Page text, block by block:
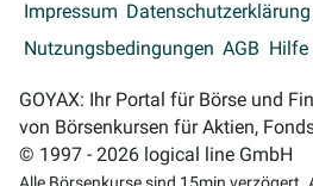
Impressum Datenschutzerklärung
Nutzungsbedingungen AGB Hilfe
GOYAX: Ihr Portal für Börse und
von Börsenkursen für Aktien,
© 1997 - 2026 logical line GmbH